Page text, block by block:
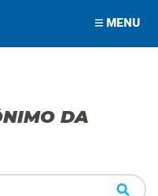
MENU
DA